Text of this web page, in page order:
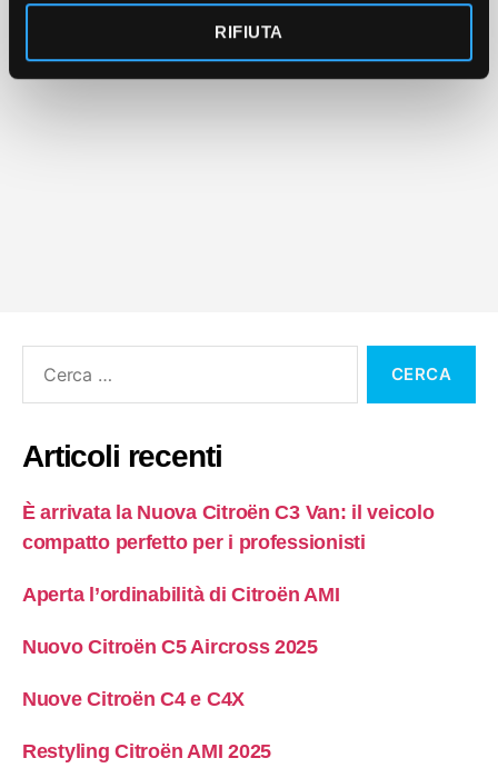
RIFIUTA
Articoli recenti
È arrivata la Nuova Citroën C3 Van: il veicolo
compatto perfetto per i professionisti
Aperta l’ordinabilità di Citroën AMI
Nuovo Citroën C5 Aircross 2025
Nuove Citroën C4 e C4X
Restyling Citroën AMI 2025